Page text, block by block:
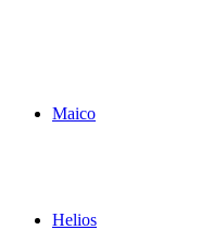
Maico
Helios